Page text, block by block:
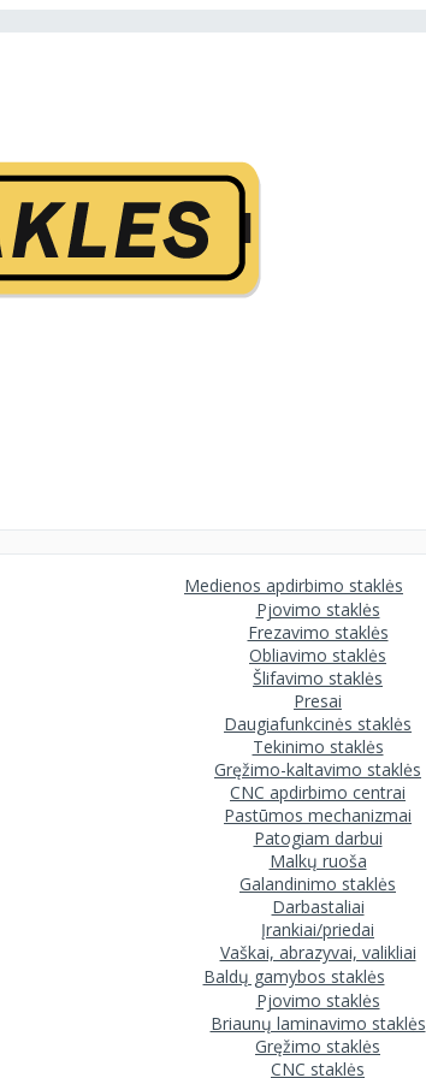
Medienos apdirbimo staklės
Pjovimo staklės
Frezavimo staklės
Obliavimo staklės
Šlifavimo staklės
Presai
Daugiafunkcinės staklės
Tekinimo staklės
Gręžimo-kaltavimo staklės
CNC apdirbimo centrai
Pastūmos mechanizmai
Patogiam darbui
Malkų ruoša
Galandinimo staklės
Darbastaliai
Įrankiai/priedai
Vaškai, abrazyvai, valikliai
Baldų gamybos staklės
Pjovimo staklės
Briaunų laminavimo staklės
Gręžimo staklės
CNC staklės